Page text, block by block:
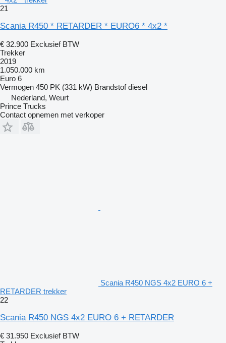
21
Scania R450 * RETARDER * EURO6 * 4x2 *
€ 32.900 Exclusief BTW
Trekker
2019
1.050.000 km
Euro 6
Vermogen 450 PK (331 kW) Brandstof diesel
Nederland, Weurt
Prince Trucks
Contact opnemen met verkoper
Scania R450 NGS 4x2 EURO 6 +
RETARDER trekker
22
Scania R450 NGS 4x2 EURO 6 + RETARDER
€ 31.950 Exclusief BTW